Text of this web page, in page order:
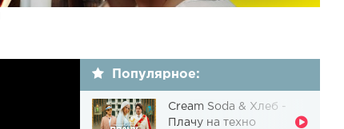
Популярное:
Cream Soda & Хлеб -
Плачу на техно